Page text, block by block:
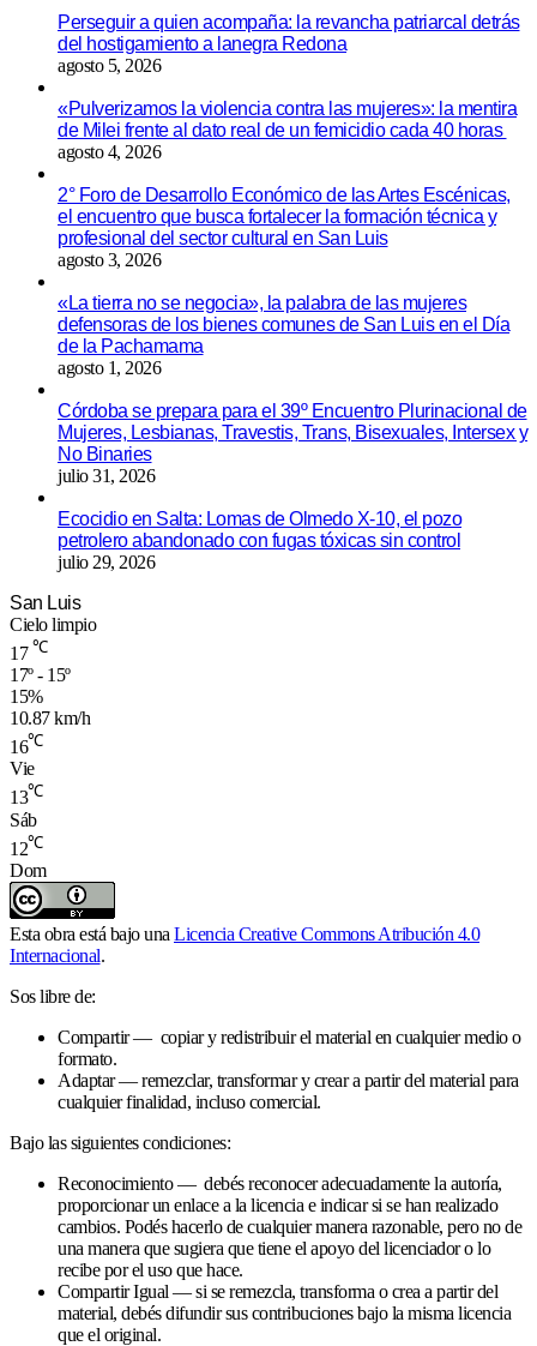
Perseguir a quien acompaña: la revancha patriarcal detrás
del hostigamiento a lanegra Redona
agosto 5, 2026
«Pulverizamos la violencia contra las mujeres»: la mentira
de Milei frente al dato real de un femicidio cada 40 horas
agosto 4, 2026
2° Foro de Desarrollo Económico de las Artes Escénicas,
el encuentro que busca fortalecer la formación técnica y
profesional del sector cultural en San Luis
agosto 3, 2026
«La tierra no se negocia», la palabra de las mujeres
defensoras de los bienes comunes de San Luis en el Día
de la Pachamama
agosto 1, 2026
Córdoba se prepara para el 39º Encuentro Plurinacional de
Mujeres, Lesbianas, Travestis, Trans, Bisexuales, Intersex y
No Binaries
julio 31, 2026
Ecocidio en Salta: Lomas de Olmedo X-10, el pozo
petrolero abandonado con fugas tóxicas sin control
julio 29, 2026
San Luis
Cielo limpio
17 ℃
17º - 15º
15%
10.87 km/h
16℃
Vie
13℃
Sáb
12℃
Dom
Esta obra está bajo una Licencia Creative Commons Atribución 4.0
Internacional.
Sos libre de:
Compartir — copiar y redistribuir el material en cualquier medio o
formato.
Adaptar — remezclar, transformar y crear a partir del material para
cualquier finalidad, incluso comercial.
Bajo las siguientes condiciones:
Reconocimiento — debés reconocer adecuadamente la autoría,
proporcionar un enlace a la licencia e indicar si se han realizado
cambios. Podés hacerlo de cualquier manera razonable, pero no de
una manera que sugiera que tiene el apoyo del licenciador o lo
recibe por el uso que hace.
Compartir Igual — si se remezcla, transforma o crea a partir del
material, debés difundir sus contribuciones bajo la misma licencia
que el original.